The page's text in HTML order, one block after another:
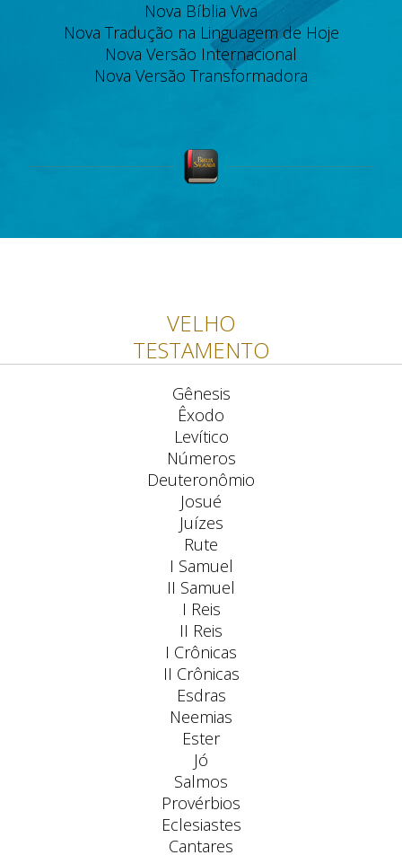
Nova Bíblia Viva
Nova Tradução na Linguagem de Hoje
Nova Versão Internacional
Nova Versão Transformadora
VELHO
TESTAMENTO
Gênesis
Êxodo
Levítico
Números
Deuteronômio
Josué
Juízes
Rute
I Samuel
II Samuel
I Reis
II Reis
I Crônicas
II Crônicas
Esdras
Neemias
Ester
Jó
Salmos
Provérbios
Eclesiastes
Cantares